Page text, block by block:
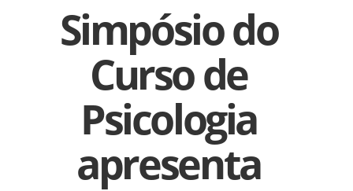
Simpósio do
Curso de
Psicologia
apresenta